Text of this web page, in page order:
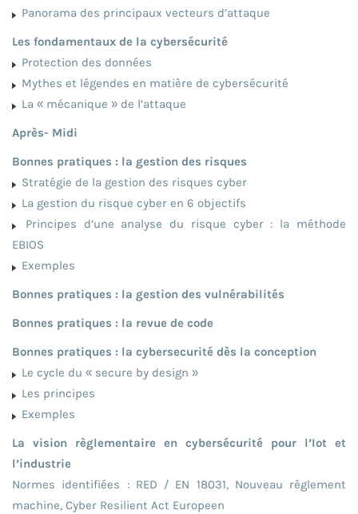
Panorama des principaux vecteurs d’attaque
Les fondamentaux de la cybersécurité
Protection des données
Mythes et légendes en matière de cybersécurité
La « mécanique » de l’attaque
Après- Midi
Bonnes pratiques : la gestion des risques
Stratégie de la gestion des risques cyber
La gestion du risque cyber en 6 objectifs
Principes d’une analyse du risque cyber : la méthode
EBIOS
Exemples
Bonnes pratiques : la gestion des vulnérabilités
Bonnes pratiques : la revue de code
Bonnes pratiques : la cybersecurité dès la conception
Le cycle du « secure by design »
Les principes
Exemples
La vision règlementaire en cybersécurité pour l’Iot et
l’industrie
Normes identifiées : RED / EN 18031, Nouveau règlement
machine, Cyber Resilient Act Europeen